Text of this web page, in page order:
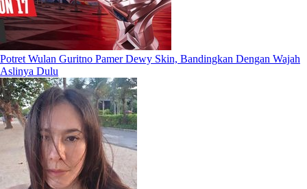
Potret Wulan Guritno Pamer Dewy Skin, Bandingkan Dengan Wajah
Aslinya Dulu